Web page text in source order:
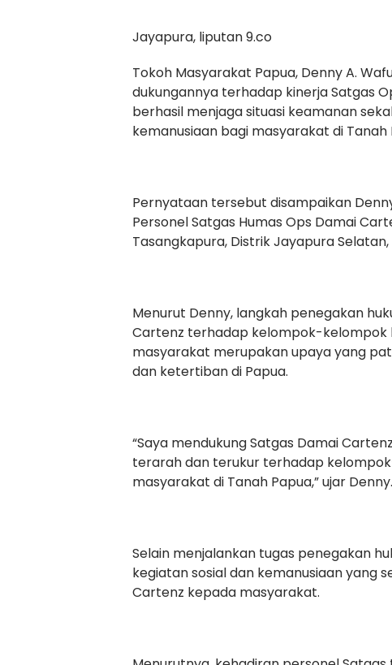
Jayapura, liputan 9.co
Tokoh Masyarakat Papua, Denny A.
dukungannya terhadap kinerja Satgas
berhasil menjaga situasi keamanan
kemanusiaan bagi masyarakat di Tanah
Pernyataan tersebut disampaikan
Personel Satgas Humas Ops Damai
Tasangkapura, Distrik Jayapura
Menurut Denny, langkah penegakan
Cartenz terhadap kelompok-kelompok
masyarakat merupakan upaya yang
dan ketertiban di Papua.
“Saya mendukung Satgas Damai
terarah dan terukur terhadap
masyarakat di Tanah Papua,” ujar Denny.
Selain menjalankan tugas penegakan
kegiatan sosial dan kemanusiaan yang
Cartenz kepada masyarakat.